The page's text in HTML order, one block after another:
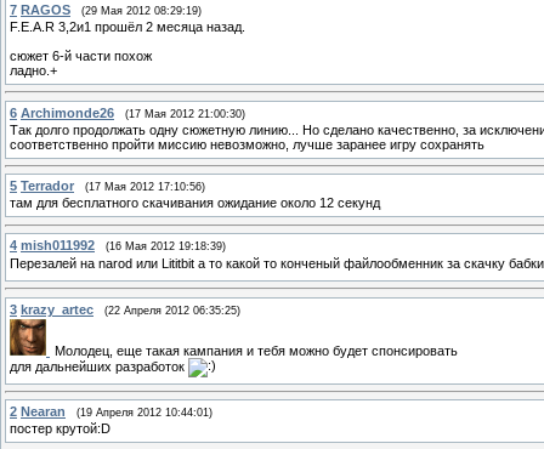
7 RAGOS (29 Мая 2012 08:29:19)
F.E.A.R 3,2и1 прошёл 2 месяца назад.
сюжет 6-й части похож
ладно.+
6 Archimonde26 (17 Мая 2012 21:00:30)
Так долго продолжать одну сюжетную линию... Но сделано качественно, за
соответственно пройти миссию невозможно, лучше заранее игру сохранять
5 Terrador (17 Мая 2012 17:10:56)
там для бесплатного скачивания ожидание около 12 секунд
4 mish011992 (16 Мая 2012 19:18:39)
Перезалей на narod или Lititbit а то какой то конченый файлообменник за скачку
3 krazy_artec (22 Апреля 2012 06:35:25)
Молодец, еще такая кампания и тебя можно будет спонсировать
для дальнейших разработок
2 Nearan (19 Апреля 2012 10:44:01)
постер крутой:D